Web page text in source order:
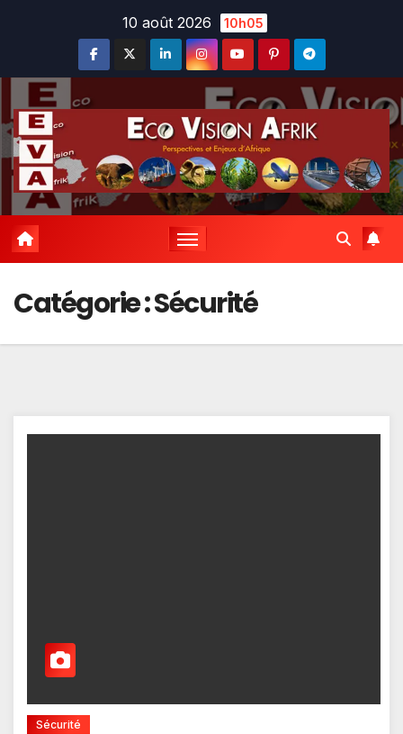
10 août 2026 10h05
Catégorie :Sécurité
Sécurité